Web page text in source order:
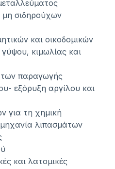
μη σιδηρούχων
και οικοδομικών
κιμωλίας και
παραγωγής
εξόρυξη αργίλου και
για τη χημική
λιπασμάτων
και λατομικές